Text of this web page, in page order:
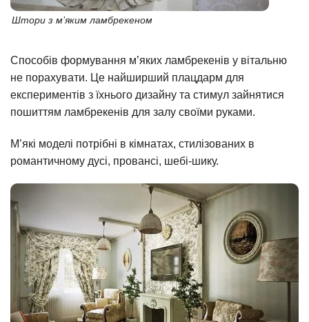
Штори з м’яким ламбрекеном
Способів формування м’яких ламбрекенів у вітальню
не порахувати. Це найширший плацдарм для
експериментів з їхнього дизайну та стимул зайнятися
пошиттям ламбрекенів для залу своїми руками.
М’які моделі потрібні в кімнатах, стилізованих в
романтичному дусі, провансі, шебі-шику.